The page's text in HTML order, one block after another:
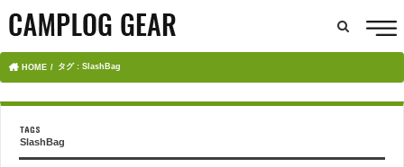
HOME タグ : SlashBag
SlashBag